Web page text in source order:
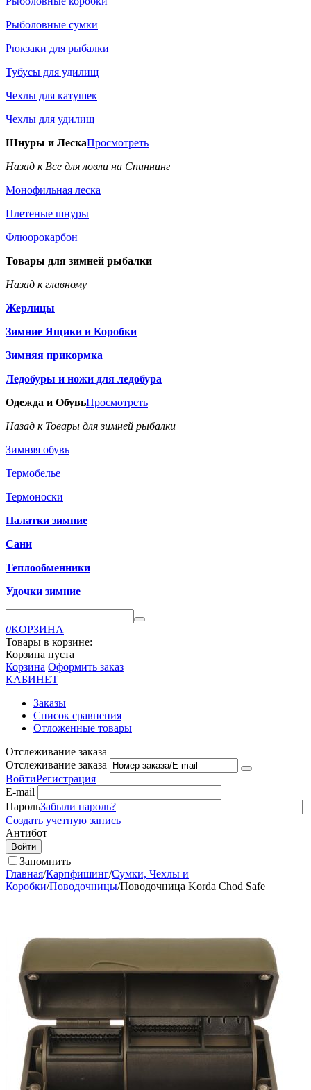
Рыболовные сумки
Рюкзаки для рыбалки
Тубусы для удилищ
Чехлы для катушек
Чехлы для удилищ
Шнуры и ЛескаПросмотреть
Назад к Все для ловли на Спиннинг
Монофильная леска
Плетеные шнуры
Флюорокарбон
Товары для зимней рыбалки
Назад к главному
Жерлицы
Зимние Ящики и Коробки
Зимняя прикормка
Ледобуры и ножи для ледобура
Одежда и ОбувьПросмотреть
Назад к Товары для зимней рыбалки
Зимняя обувь
Термобелье
Термоноски
Палатки зимние
Сани
Теплообменники
Удочки зимние
0КОРЗИНА
Товары в корзине:
Корзина пуста
Корзина Оформить заказ
КАБИНЕТ
Заказы
Список сравнения
Отложенные товары
Отслеживание заказа
Отслеживание заказа
ВойтиРегистрация
E-mail
ПарольЗабыли пароль?
Создать учетную запись
Антибот
Войти
Запомнить
Главная/Карпфишинг/Сумки, Чехлы и
Коробки/Поводочницы/Поводочница Korda Chod Safe